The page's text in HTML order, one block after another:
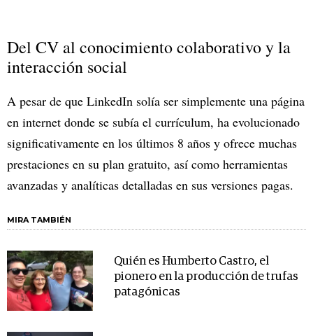
Del CV al conocimiento colaborativo y la
interacción social
A pesar de que LinkedIn solía ser simplemente una página
en internet donde se subía el currículum, ha evolucionado
significativamente en los últimos 8 años y ofrece muchas
prestaciones en su plan gratuito, así como herramientas
avanzadas y analíticas detalladas en sus versiones pagas.
MIRA TAMBIÉN
Quién es Humberto Castro, el
pionero en la producción de trufas
patagónicas